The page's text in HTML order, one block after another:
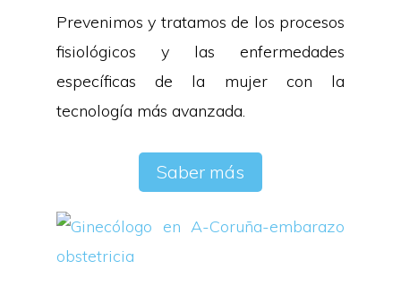
Prevenimos y tratamos de los procesos
fisiológicos y las enfermedades
específicas de la mujer con la
tecnología más avanzada.
Saber más